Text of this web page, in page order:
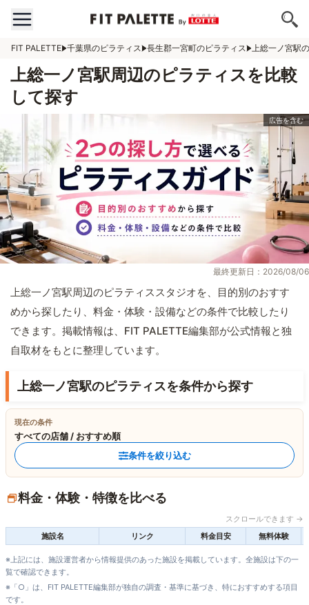
FIT PALETTE 千葉県のピラティス 長生郡一宮町のピラティス 上総一ノ宮駅
上総一ノ宮駅周辺のピラティスを比較
して探す
最終更新日：2026/08/06
上総一ノ宮駅周辺のピラティススタジオを、目的別のおすす
めから探したり、料金・体験・設備などの条件で比較したり
できます。掲載情報は、FIT PALETTE編集部が公式情報と独
自取材をもとに整理しています。
上総一ノ宮駅のピラティスを条件から探す
現在の条件
すべての店舗 / おすすめ順
条件を絞り込む
料金・体験・特徴を比べる
スクロールできます →
施設名
リンク 料金目安 無料体験
※上記には、施設運営者から情報提供のあった施設を掲載しています。全施設は下の一
覧で確認できます。
※「○」は、FIT PALETTE編集部が独自の調査・基準に基づき、特におすすめする項目
です。